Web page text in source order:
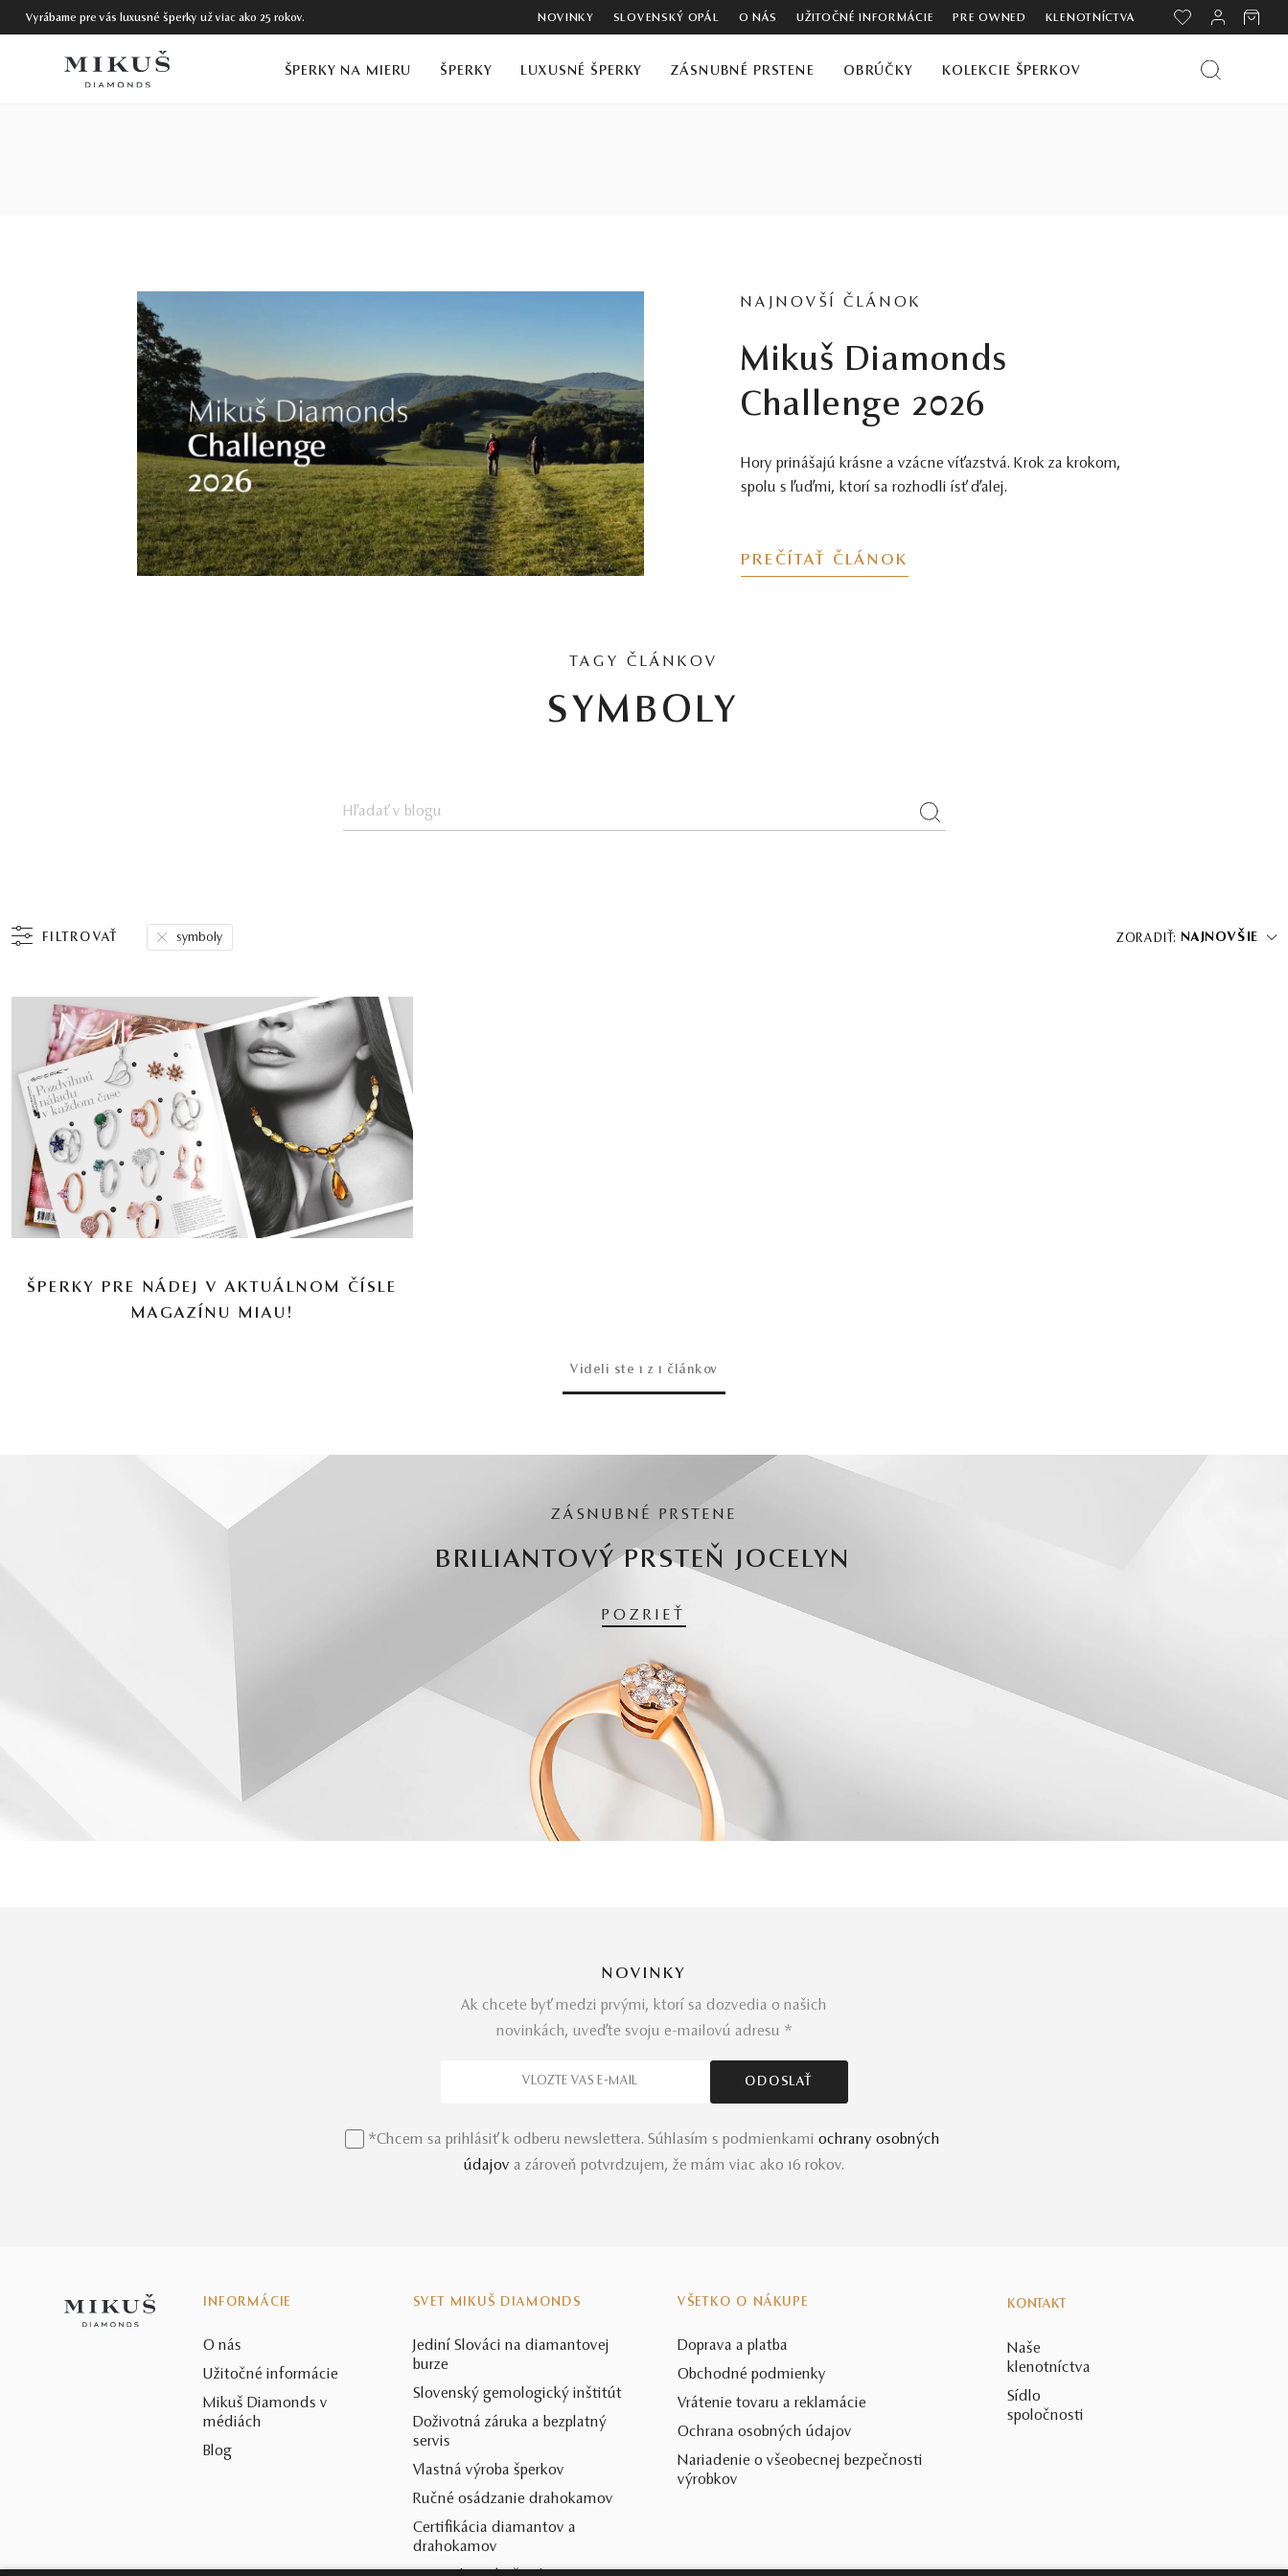
Vyrábame pre vás luxusné šperky už viac ako 25 rokov. NOVINKY SLOVENSKÝ OPÁL O NÁS UŽITOČNÉ INFORMÁCIE PRE OWNED KLENOTNÍCTVA
ŠPERKY NA MIERU ŠPERKY LUXUSNÉ ŠPERKY ZÁSNUBNÉ PRSTENE OBRÚČKY KOLEKCIE ŠPERKOV
NAJNOVŠÍ ČLÁNOK
Mikuš Diamonds
Challenge 2026
Hory prinášajú krásne a vzácne víťazstvá. Krok za krokom,
spolu s ľuďmi, ktorí sa rozhodli ísť ďalej.
PREČÍTAŤ ČLÁNOK
TAGY ČLÁNKOV
SYMBOLY
FILTROVAŤ symboly ZORADIŤ: NAJNOVŠIE
ŠPERKY PRE NÁDEJ V AKTUÁLNOM ČÍSLE
MAGAZÍNU MIAU!
Videli ste 1 z 1 článkov
ZÁSNUBNÉ PRSTENE
BRILIANTOVÝ PRSTEŇ JOCELYN
POZRIEŤ
NOVINKY
Ak chcete byť medzi prvými, ktorí sa dozvedia o našich
novinkách, uveďte svoju e-mailovú adresu *
*Chcem sa prihlásiť k odberu newslettera. Súhlasím s podmienkami ochrany osobných
údajov a zároveň potvrdzujem, že mám viac ako 16 rokov.
INFORMÁCIE
O nás
Užitočné informácie
Mikuš Diamonds v
médiách
Blog
SVET MIKUŠ DIAMONDS
Jediní Slováci na diamantovej
burze
Slovenský gemologický inštitút
Doživotná záruka a bezplatný
servis
Vlastná výroba šperkov
Ručné osádzanie drahokamov
Certifikácia diamantov a
drahokamov
VŠETKO O NÁKUPE
Doprava a platba
Obchodné podmienky
Vrátenie tovaru a reklamácie
Ochrana osobných údajov
Nariadenie o všeobecnej bezpečnosti
výrobkov
KONTAKT
Naše
klenotníctva
Sídlo
spoločnosti